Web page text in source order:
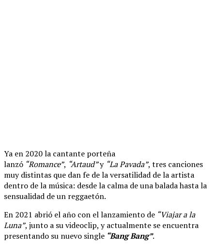
Ya en 2020 la cantante porteña
lanzó “Romance”, “Artaud”y “La Pavada”, tres canciones
muy distintas que dan fe de la versatilidad de la artista
dentro de la música: desde la calma de una balada hasta la
sensualidad de un reggaetón.
En 2021 abrió el año con el lanzamiento de “Viajar a la
Luna”, junto a su videoclip, y actualmente se encuentra
presentando su nuevo single “Bang Bang”.